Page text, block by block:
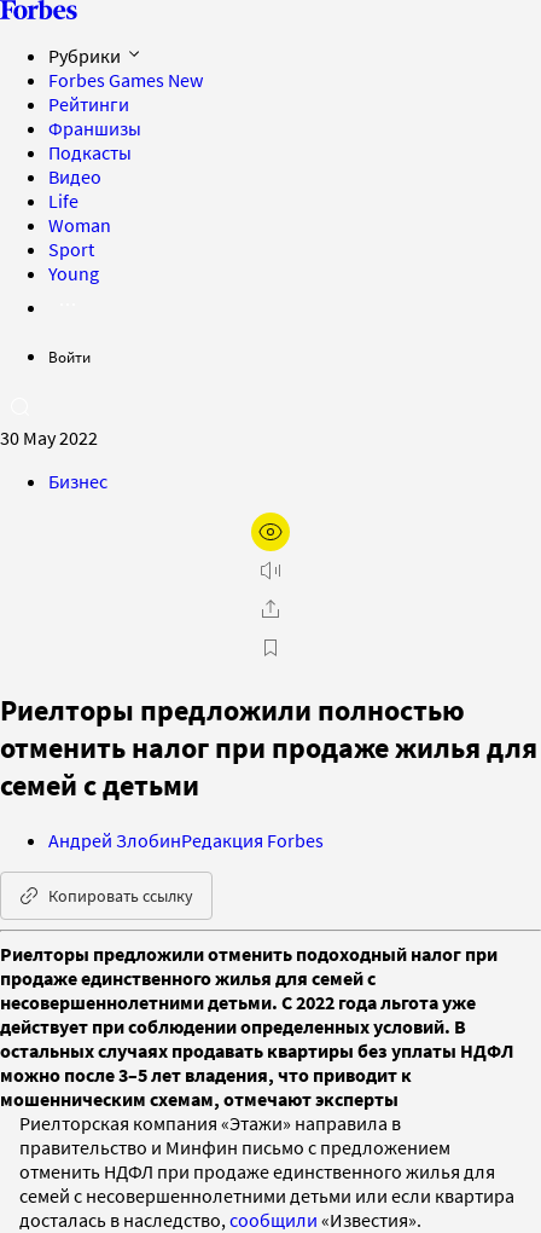
Рубрики
Forbes Games New
Рейтинги
Франшизы
Подкасты
Видео
Life
Woman
Sport
Young
Войти
30 May 2022
Бизнес
Риелторы предложили полностью
отменить налог при продаже жилья для
семей с детьми
Андрей ЗлобинРедакция Forbes
Копировать ссылку
Риелторы предложили отменить подоходный налог при
продаже единственного жилья для семей с
несовершеннолетними детьми. С 2022 года льгота уже
действует при соблюдении определенных условий. В
остальных случаях продавать квартиры без уплаты НДФЛ
можно после 3–5 лет владения, что приводит к
мошенническим схемам, отмечают эксперты
Риелторская компания «Этажи» направила в
правительство и Минфин письмо с предложением
отменить НДФЛ при продаже единственного жилья для
семей с несовершеннолетними детьми или если квартира
досталась в наследство, сообщили «Известия».